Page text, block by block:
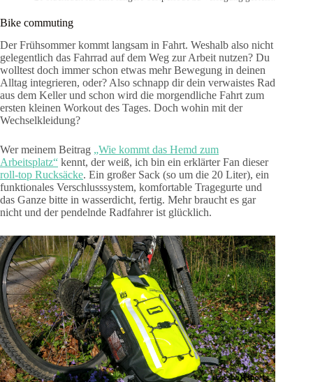
Bike commuting
Der Frühsommer kommt langsam in Fahrt. Weshalb also nicht
gelegentlich das Fahrrad auf dem Weg zur Arbeit nutzen? Du
wolltest doch immer schon etwas mehr Bewegung in deinen
Alltag integrieren, oder? Also schnapp dir dein verwaistes Rad
aus dem Keller und schon wird die morgendliche Fahrt zum
ersten kleinen Workout des Tages. Doch wohin mit der
Wechselkleidung?
Wer meinem Beitrag „Wie kommt das Hemd zum
Arbeitsplatz“ kennt, der weiß, ich bin ein erklärter Fan dieser
roll-top Rucksäcke. Ein großer Sack (so um die 20 Liter), ein
funktionales Verschlusssystem, komfortable Tragegurte und
das Ganze bitte in wasserdicht, fertig. Mehr braucht es gar
nicht und der pendelnde Radfahrer ist glücklich.